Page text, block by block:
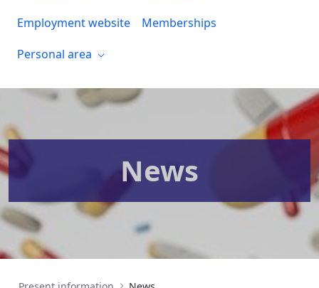
Employment website
Memberships
Personal area
News